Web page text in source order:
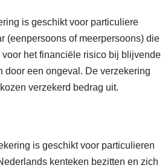
is geschikt voor particuliere
(eenpersoons of meerpersoons) die
het financiële risico bij blijvende
door een ongeval. De verzekering
verzekerd bedrag uit.
is geschikt voor particulieren
kenteken bezitten en zich